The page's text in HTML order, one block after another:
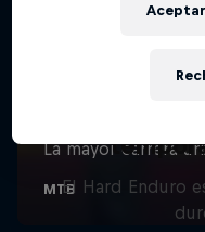
El Hard Enduro